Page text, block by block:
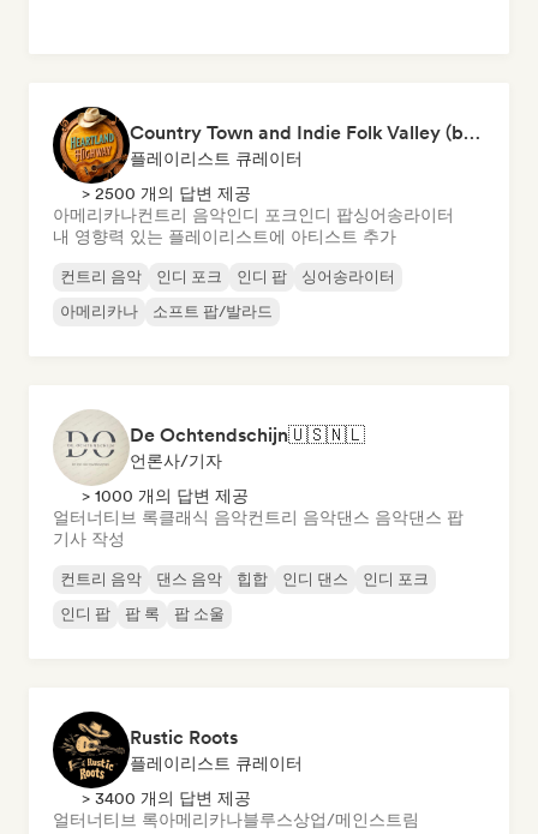
Country Town and Indie Folk Valley (by Heartland Highway)
플레이리스트 큐레이터
> 2500 개의 답변 제공
아메리카나컨트리 음악인디 포크인디 팝싱어송라이터
내 영향력 있는 플레이리스트에 아티스트 추가
컨트리 음악 인디 포크 인디 팝
싱어송라이터
아메리카나
소프트 팝/발라드
De Ochtendschijn🇺🇸🇳🇱
언론사/기자
> 1000 개의 답변 제공
얼터너티브 록클래식 음악컨트리 음악댄스 음악댄스 팝
기사 작성
컨트리 음악 댄스 음악 힙합 인디 댄스
인디 포크
인디 팝
팝 록 팝 소울
Rustic Roots
플레이리스트 큐레이터
> 3400 개의 답변 제공
얼터너티브 록아메리카나블루스상업/메인스트림